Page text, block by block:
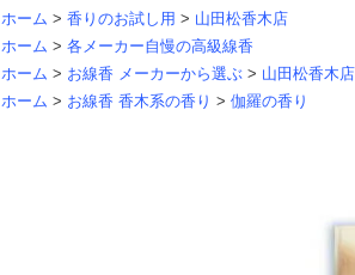
ホーム > 香りのお試し用 > 山田松香木店
ホーム > 各メーカー自慢の高級線香
ホーム > お線香 メーカーから選ぶ > 山田松香木店
ホーム > お線香 香木系の香り > 伽羅の香り